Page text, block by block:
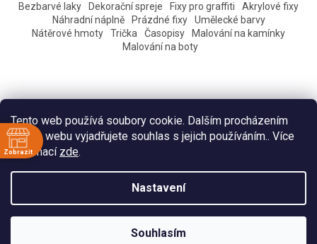
Tento web používá soubory cookie. Dalším procházením
tohoto webu vyjadřujete souhlas s jejich používáním.. Více
informací zde.
Nastavení
Souhlasím
Bezbarvé laky
Dekorační spreje Fixy pro graffiti
Akrylové fixy
Náhradní náplně
Prázdné fixy
Umělecké barvy
Nátěrové hmoty
Trička Časopisy
Malování na kamínky
Malování na boty
vyhrazena.
Zobrazit